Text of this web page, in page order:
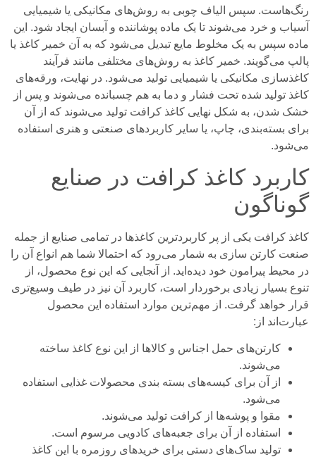
رنگ‌هاست. سپس الیاف چوبی به روش‌های مکانیکی یا شیمیایی
آسیاب و خرد می‌شوند تا یک ماده پوشاننده و آبسان ایجاد شود. این
ماده سپس به یک مخلوط مایع تبدیل می‌شود که به آن خمیر کاغذ یا
پالپ می‌گویند. خمیر کاغذ به روش‌های مختلفی مانند فرآیند
کاغذ‌سازی مکانیکی یا شیمیایی تولید می‌شود. در نهایت، ورقه‌های
کاغذ تولید شده تحت فشار و دما به هم چسبانده می‌شوند و پس از
خشک شدن، به شکل نهایی کاغذ کرافت تولید می‌شوند که از آن
برای بسته‌بندی، چاپ، یا سایر کاربردهای صنعتی و هنری استفاده
می‌شود.
کاربرد کاغذ کرافت در صنایع
گوناگون
کاغذ کرافت یکی از پر کاربرد‌ترین‌ کاغذها در تمامی صنایع از جمله
صنعت کارتن سازی به شمار می‌رود که احتمالا شما هم انواع آن را
در محیط پیرامون خود دیده‌اید. از آنجایی که این نوع محصول، از
تنوع بسیار زیادی برخوردار است، کاربرد آن نیز در طیف وسیع‌تری
قرار خواهد گرفت. از مهم‌ترین موارد استفاده این محصول
عبارت‌اند از:
کارتن‌های حمل اجناس و کالاها از این نوع کاغذ ساخته
می‌شوند.
از آن برای کیسه‌های بسته بندی محصولات غذایی استفاده
می‌شود.
مقوا و پوشه‌ها از کرافت تولید می‌شوند.
استفاده از آن برای جعبه‌های کادویی مرسوم است.
تولید ساک‌های دستی برای خریدهای روزمره با این کاغذ